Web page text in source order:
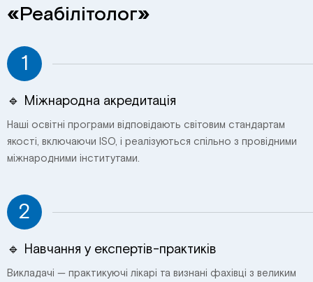
«Реабілітолог»
1
🔹 Міжнародна акредитація
Наші освітні програми відповідають світовим стандартам
якості, включаючи ISO, і реалізуються спільно з провідними
міжнародними інститутами.
2
🔹 Навчання у експертів-практиків
Викладачі — практикуючі лікарі та визнані фахівці з великим